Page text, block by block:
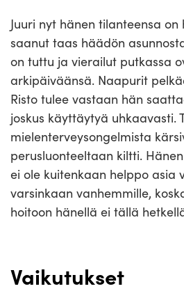
Juuri nyt hänen tilanteensa on
saanut taas häädön
on tuttu ja vierailut putkassa
arkipäiväänsä. Naapurit
Risto tulee vastaan hän
joskus käyttäytyä uhkaavasti.
mielenterveysongelmista
perusluonteeltaan kiltti.
ei ole kuitenkaan helppo asia
varsinkaan vanhemmille,
hoitoon hänellä ei tällä
Vaikutukset